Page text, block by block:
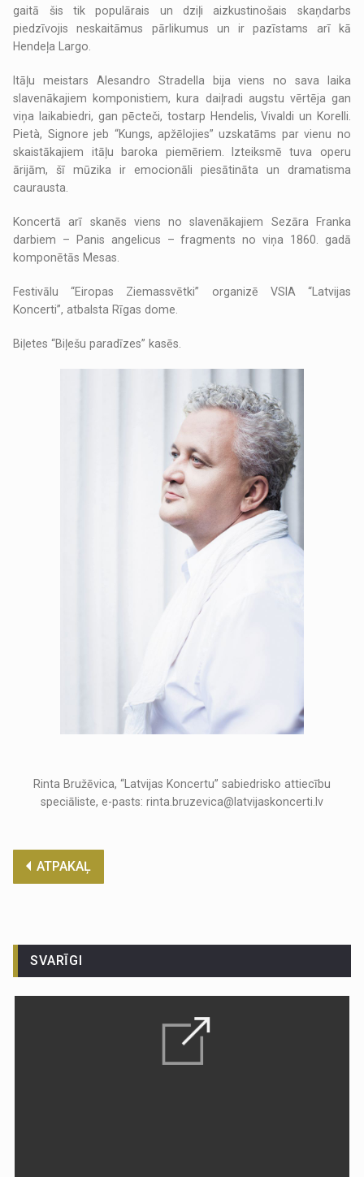
gaitā šis tik populārais un dziļi aizkustinošais skaņdarbs
piedzīvojis neskaitāmus pārlikumus un ir pazīstams arī kā
Hendeļa Largo.
Itāļu meistars Alesandro Stradella bija viens no sava laika
slavenākajiem komponistiem, kura daiļradi augstu vērtēja gan
viņa laikabiedri, gan pēcteči, tostarp Hendelis, Vivaldi un Korelli.
Pietà, Signore jeb “Kungs, apžēlojies” uzskatāms par vienu no
skaistākajiem itāļu baroka piemēriem. Izteiksmē tuva operu
ārijām, šī mūzika ir emocionāli piesātināta un dramatisma
caurausta.
Koncertā arī skanēs viens no slavenākajiem Sezāra Franka
darbiem – Panis angelicus – fragments no viņa 1860. gadā
komponētās Mesas.
Festivālu “Eiropas Ziemassvētki” organizē VSIA “Latvijas
Koncerti”, atbalsta Rīgas dome.
Biļetes “Biļešu paradīzes” kasēs.
Rinta Bružēvica, “Latvijas Koncertu” sabiedrisko attiecību
speciāliste, e-pasts: rinta.bruzevica@latvijaskoncerti.lv
ATPAKAĻ
SVARĪGI